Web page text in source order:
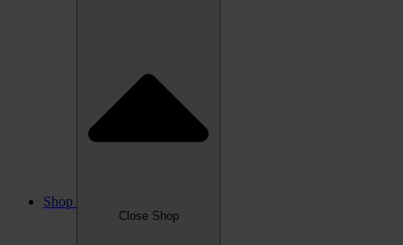
Shop
Close Shop